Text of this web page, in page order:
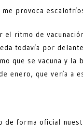
provoca
ritmo de
todavía por
que se vacuna y la
enero, que vería a
de forma oficial